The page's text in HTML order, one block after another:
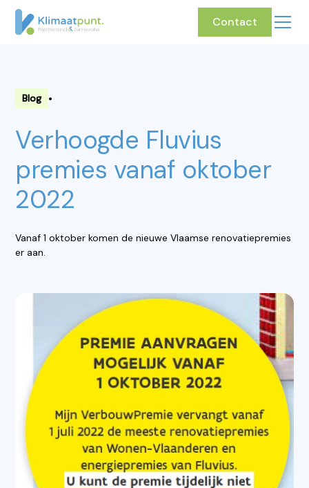
Contact
Blog •
Verhoogde Fluvius
premies vanaf oktober
2022
Vanaf 1 oktober komen de nieuwe Vlaamse renovatiepremies
er aan.